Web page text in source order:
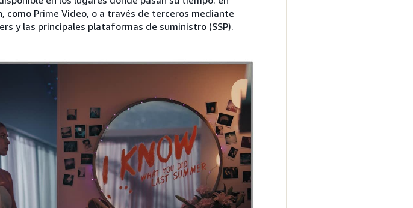
como Prime Video, o a través de terceros mediante
y las principales plataformas de suministro (SSP).